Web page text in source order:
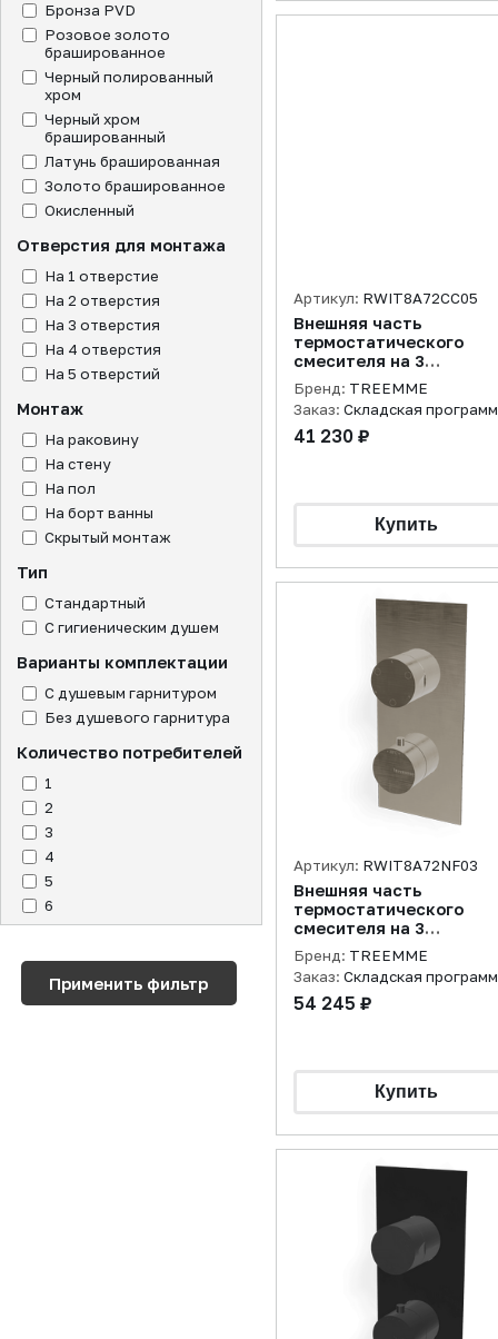
Бронза PVD
Розовое золото
брашированное
Черный полированный
хром
Черный хром
брашированный
Латунь брашированная
Золото брашированное
Окисленный
Отверстия для монтажа
На 1 отверстие
На 2 отверстия
На 3 отверстия
На 4 отверстия
На 5 отверстий
Монтаж
На раковину
На стену
На пол
На борт ванны
Скрытый монтаж
Тип
Стандартный
С гигиеническим душем
Варианты комплектации
С душевым гарнитуром
Без душевого гарнитура
Количество потребителей
1
2
3
4
5
6
Артикул: RWIT8A72CC05
Внешняя часть
термостатического
смесителя на 3
потребителя Hask, хром
Бренд: TREEMME
Заказ: Складская
41 230 ₽
Артикул: RWIT8A72NF03
Внешняя часть
термостатического
смесителя на 3
потребителя, никель
брашированный
Бренд: TREEMME
Заказ: Складская
54 245 ₽